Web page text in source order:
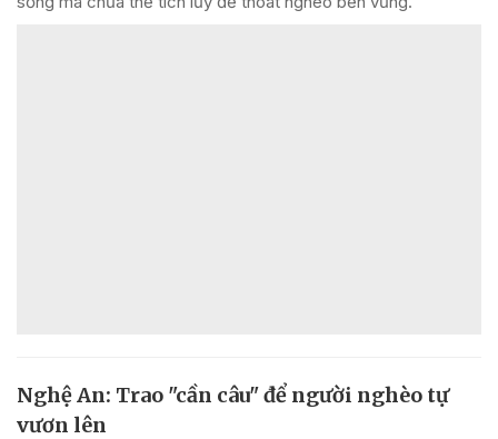
Nghệ An: Trao "cần câu" để người nghèo tự
vươn lên